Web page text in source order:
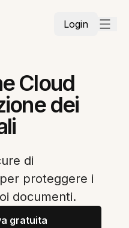
Login
Cloud
dei
di
proteggere i
documenti.
gratuita